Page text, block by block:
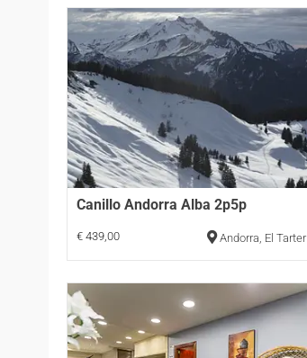
Canillo Andorra Alba 2p5p
€ 439,00 Andorra, El Tarter